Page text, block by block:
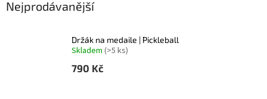
Nejprodávanější
Držák na medaile | Pickleball
Skladem (>5 ks)
790 Kč